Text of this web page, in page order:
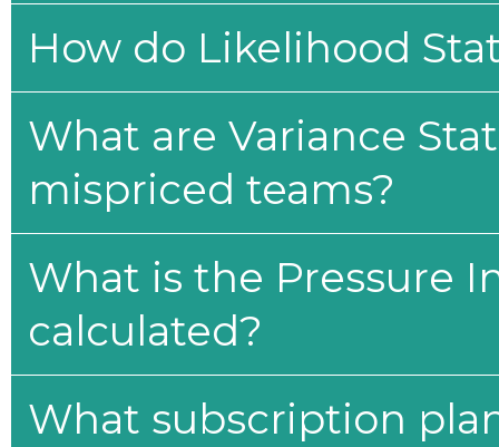
How do Likelihood
What are Variance
mispriced teams?
What is the Pressure
calculated?
What subscription